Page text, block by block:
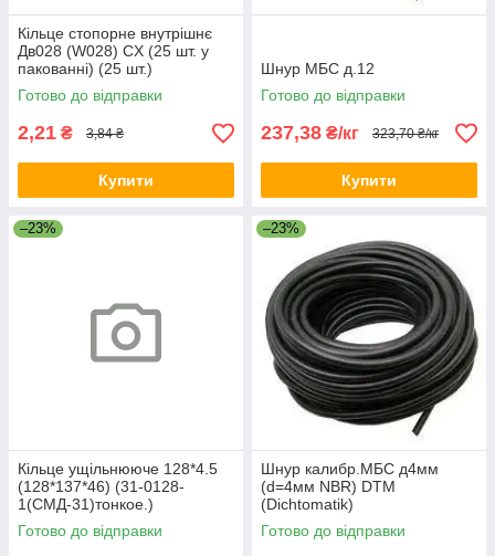
Кільце стопорне внутрішнє
Дв028 (W028) CX (25 шт. у
пакованні) (25 шт.)
Готово до відправки
2,21 ₴ 3,84 ₴
Купити
Шнур МБС д.12
Готово до відправки
237,38 ₴/кг 323,70 ₴/кг
Купити
–23%
Кільце ущільнююче 128*4.5
(128*137*46) (31-0128-
1(СМД-31)тонкое.)
Резинопласт
Готово до відправки
–23%
Шнур калибр.МБС д4мм
(d=4мм NBR) DTM
(Dichtomatik)
Готово до відправки